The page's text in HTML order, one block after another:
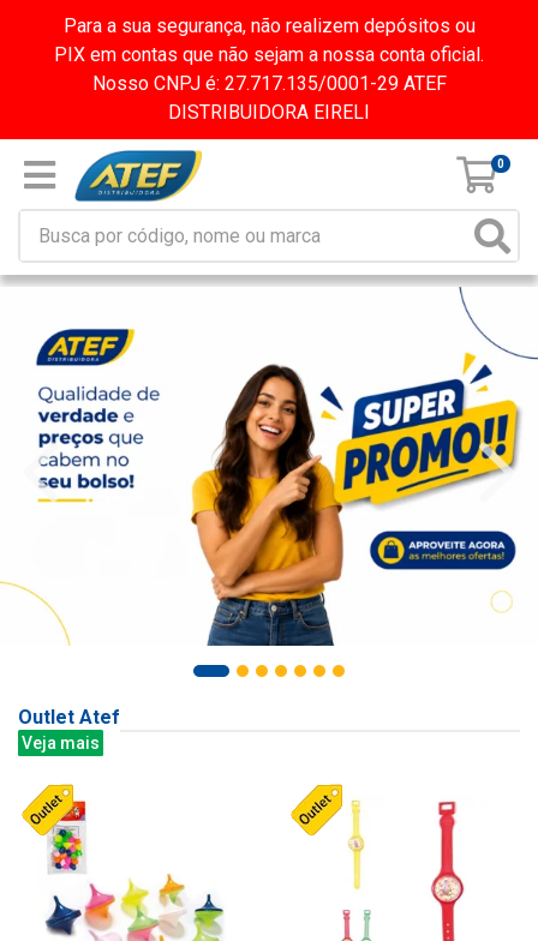
Para a sua segurança, não realizem depósitos ou
PIX em contas que não sejam a nossa conta oficial.
Nosso CNPJ é: 27.717.135/0001-29 ATEF
DISTRIBUIDORA EIRELI
0
Outlet Atef
Veja mais